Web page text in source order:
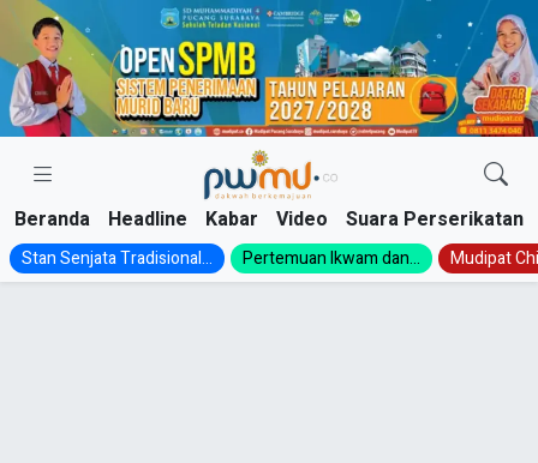
Skip
content
Beranda Headline Kabar Video Suara Perserikatan
Stan Senjata Tradisional... Pertemuan Ikwam dan... Mudipat